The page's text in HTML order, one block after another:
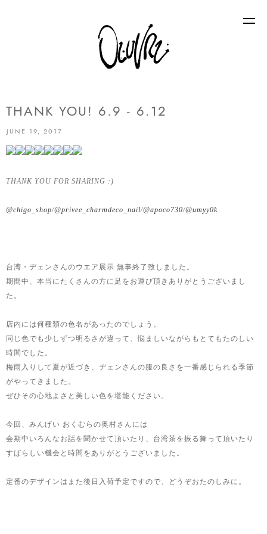
THANK YOU! 6.9 - 6.12
JUNE 19, 2017
THANK YOU FOR SHARING :)
@chigo_shop/@privee_charmdeco_nail/@apoco730/@umyy0k
台湾・ヂェンさんのウエア展示 無事終了致しました。
期間中、本当にたくさんの方に足をお運び頂きありがとうございまし
た。
店内には何種類の色名があったのでしょう。
同じ色でも少しずつ明るさが違って、悩ましいながらもとてもたのしい
時間でした。
梅雨入りして夏が近づき、ヂェンさんの服の良さを一番感じられる季節
がやってきました。
ぜひその心地よさと美しい色を堪能ください。
今回、みんげい おくむらの奥村さんには
会期中いろんなお話を聞かせて頂いたり、台湾茶を振る舞って頂いたり
すばらしい機会と時間をありがとうございました。
定番のデザインはまた後日入荷予定ですので、どうぞおたのしみに。